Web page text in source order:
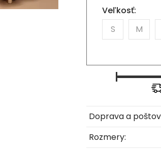
Veľkosť:
S
M
Doprava a
Rozmery: